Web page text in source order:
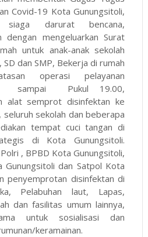
Covid-19 Kota Gunungsitoli,
darurat bencana,
dengan mengeluarkan Surat
untuk anak-anak sekolah
dan SMP, Bekerja di rumah
operasi pelayanan
sampai Pukul 19.00,
alat semprot disinfektan ke
sekolah dan beberapa
tempat cuci tangan di
di Kota Gunungsitoli.
, BPBD Kota Gunungsitoli,
Gunungsitoli dan Satpol Kota
penyemprotan disinfektan di
Pelabuhan laut, Lapas,
dan fasilitas umum lainnya,
untuk sosialisasi dan
keramainan.